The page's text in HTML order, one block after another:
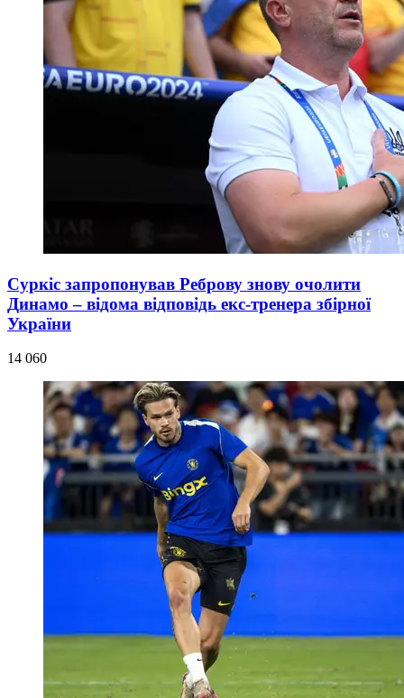
Суркіс запропонував Реброву знову очолити
Динамо – відома відповідь екс-тренера збірної
України
14 060